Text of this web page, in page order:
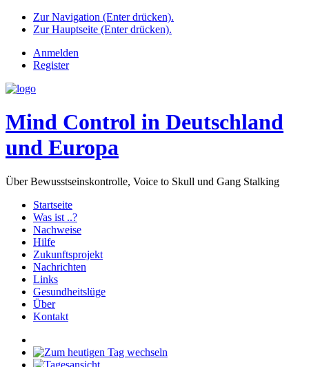
Zur Navigation (Enter drücken).
Zur Hauptseite (Enter drücken).
Anmelden
Register
Mind Control in Deutschland
und Europa
Über Bewusstseinskontrolle, Voice to Skull und Gang Stalking
Startseite
Was ist ..?
Nachweise
Hilfe
Zukunftsprojekt
Nachrichten
Links
Gesundheitslüge
Über
Kontakt